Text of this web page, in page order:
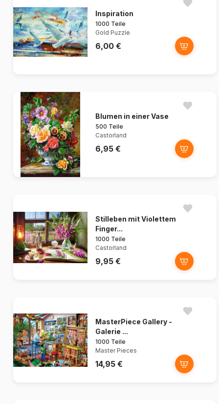
Inspiration
1000 Teile
Gold Puzzle
6,00 €
Blumen in einer Vase
500 Teile
Castorland
6,95 €
Stilleben mit Violettem
Finger...
1000 Teile
Castorland
9,95 €
MasterPiece Gallery -
Galerie ...
1000 Teile
Master Pieces
14,95 €